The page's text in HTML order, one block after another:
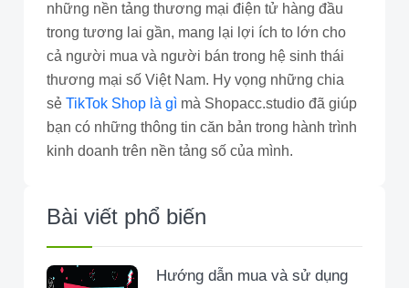
những nền tảng thương mại điện tử hàng đầu
trong tương lai gần, mang lại lợi ích to lớn cho
cả người mua và người bán trong hệ sinh thái
thương mại số Việt Nam. Hy vọng những chia
sẻ TikTok Shop là gì mà Shopacc.studio đã giúp
bạn có những thông tin căn bản trong hành trình
kinh doanh trên nền tảng số của mình.
Bài viết phổ biến
Hướng dẫn mua và sử dụng